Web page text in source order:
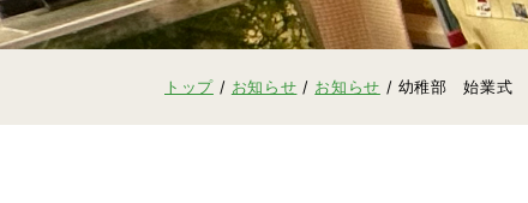
現
トップ/ お知らせ / お知らせ / 幼稚部 始業式